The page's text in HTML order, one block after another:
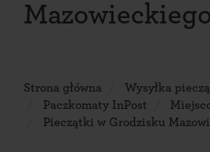
Strona główna
Wysyłka
Paczkomaty InPost
Pieczątki w Grodzisku